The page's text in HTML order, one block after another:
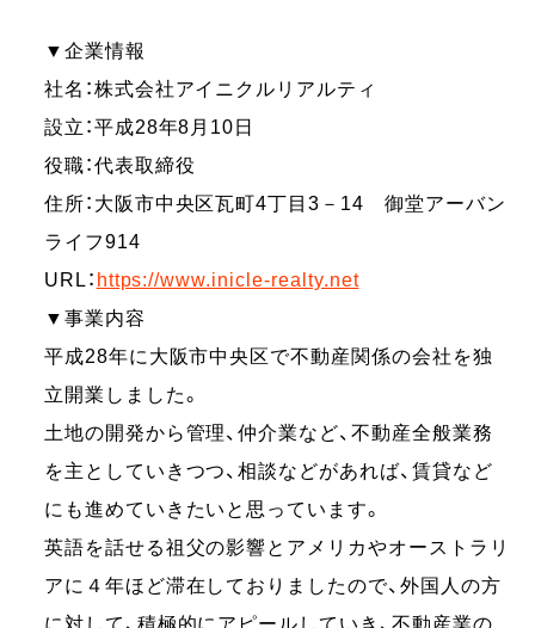
▼企業情報
社名：株式会社アイニクルリアルティ
設立：平成28年8月10日
役職：代表取締役
住所：大阪市中央区瓦町4丁目3－14 御堂アーバン
ライフ914
URL： https://www.inicle-realty.net
▼事業内容
平成28年に大阪市中央区で不動産関係の会社を独
立開業しました。
土地の開発から管理、仲介業など、不動産全般業務
を主としていきつつ、相談などがあれば、賃貸など
にも進めていきたいと思っています。
英語を話せる祖父の影響とアメリカやオーストラリ
アに４年ほど滞在しておりましたので、外国人の方
に対して、積極的にアピールしていき、不動産業の